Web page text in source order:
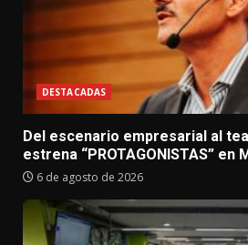
DESTACADAS
Del escenario empresarial al
estrena “PROTAGONISTAS” en
6 de agosto de 2026